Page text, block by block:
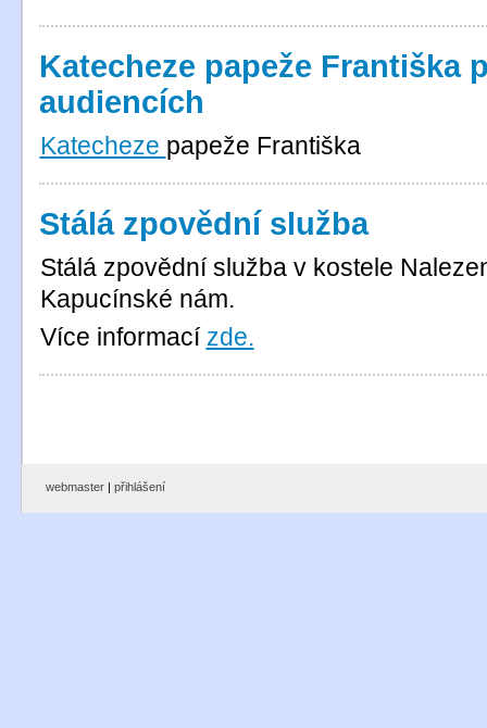
Katecheze papeže Františka
audiencích
Katecheze papeže Františka
Stálá zpovědní služba
Stálá zpovědní služba v kostele
Kapucínské nám.
Více informací zde.
webmaster| přihlášení